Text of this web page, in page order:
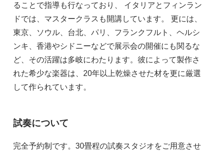
ることで指導も行なっており、 イタリアとフィンラン
ドでは、マスタークラスも開講しています。 更には、
東京、ソウル、台北、パリ、フランクフルト、ヘルシ
ンキ、香港やシドニーなどで展示会の開催にも関るな
ど、その活躍は多岐にわたります。彼によって製作さ
れた希少な楽器は、20年以上乾燥させた材を更に厳選
して作られています。
試奏について
完全予約制です。30畳程の試奏スタジオをご用意させ